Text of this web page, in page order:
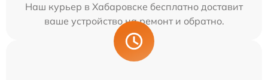
Наш курьер в Хабаровске бесплатно доставит
ваше устройство на ремонт и обратно.